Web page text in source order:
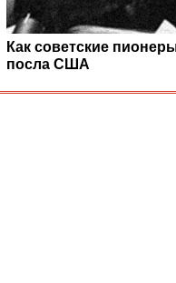
Как советские
посла США